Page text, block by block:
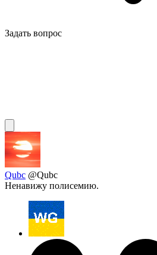
Задать вопрос
Qubc @Qubc
Ненавижу полисемию.